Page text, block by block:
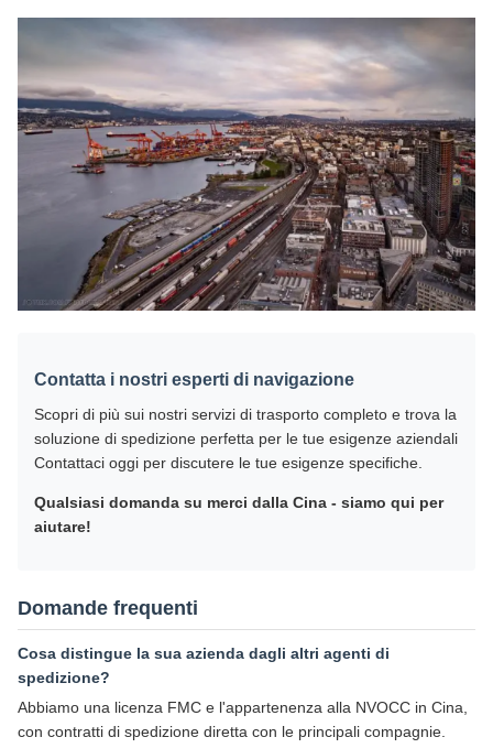
Contatta i nostri esperti di navigazione
Scopri di più sui nostri servizi di trasporto completo e trova la
soluzione di spedizione perfetta per le tue esigenze aziendali
Contattaci oggi per discutere le tue esigenze specifiche.
Qualsiasi domanda su merci dalla Cina - siamo qui per
aiutare!
Domande frequenti
Cosa distingue la sua azienda dagli altri agenti di
spedizione?
Abbiamo una licenza FMC e l'appartenenza alla NVOCC in Cina,
con contratti di spedizione diretta con le principali compagnie.